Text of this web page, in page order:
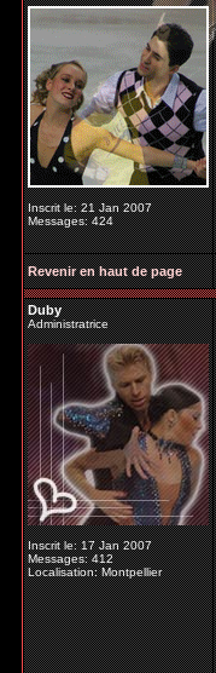
Inscrit le: 21 Jan 2007
Messages: 424
Revenir en haut de page
Duby
Administratrice
Inscrit le: 17 Jan 2007
Messages: 412
Localisation: Montpellier